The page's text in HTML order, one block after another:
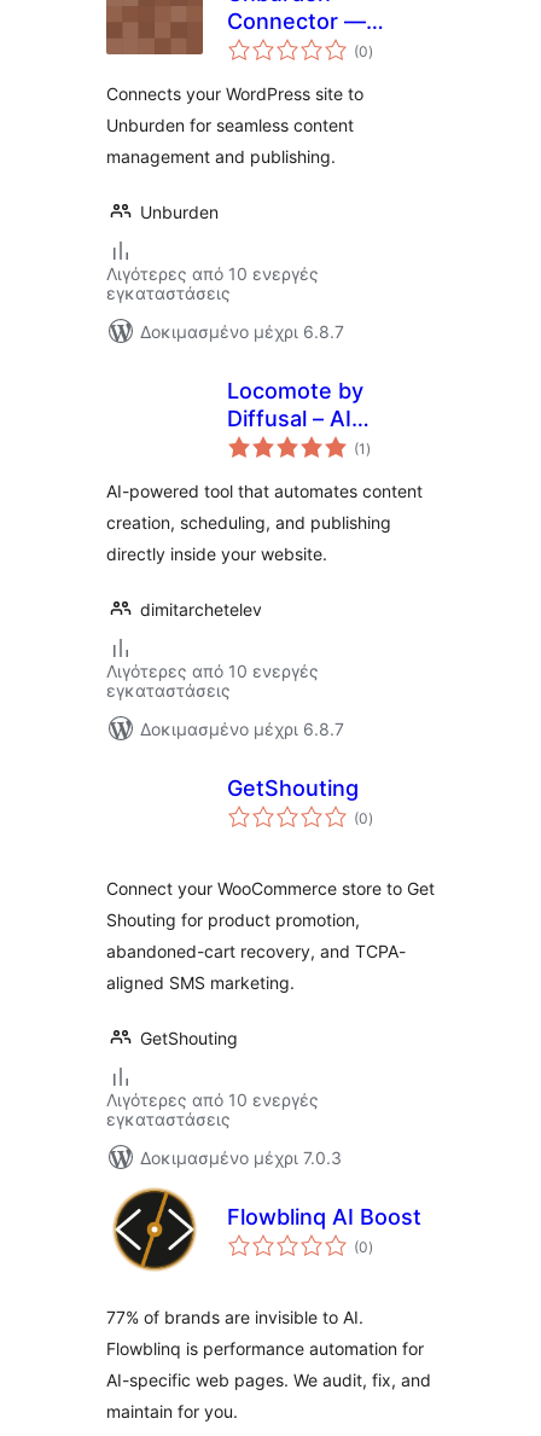
Connector —
Effortless Content
(0αξιολογήσεις
σύνολο
)
Connects your WordPress site to
Unburden for seamless content
management and publishing.
Unburden
Λιγότερες από 10 ενεργές
εγκαταστάσεις
Δοκιμασμένο μέχρι 6.8.7
Locomote by
Diffusal – AI
Content
(1 αξιολογήσεις
σύνολο
)
AI-powered tool that automates content
creation, scheduling, and publishing
directly inside your website.
dimitarchetelev
Λιγότερες από 10 ενεργές
εγκαταστάσεις
Δοκιμασμένο μέχρι 6.8.7
GetShouting
(0αξιολογήσεις
σύνολο
)
Connect your WooCommerce store to Get
Shouting for product promotion,
abandoned-cart recovery, and TCPA-
aligned SMS marketing.
GetShouting
Λιγότερες από 10 ενεργές
εγκαταστάσεις
Δοκιμασμένο μέχρι 7.0.3
Flowblinq AI Boost
(0αξιολογήσεις
σύνολο
)
77% of brands are invisible to AI.
Flowblinq is performance automation for
AI-specific web pages. We audit, fix, and
maintain for you.